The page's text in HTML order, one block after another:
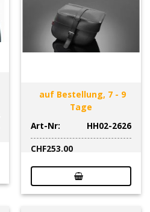
auf Bestellung, 7 - 9
Tage
Art-Nr:
HH02-2626
CHF253.00